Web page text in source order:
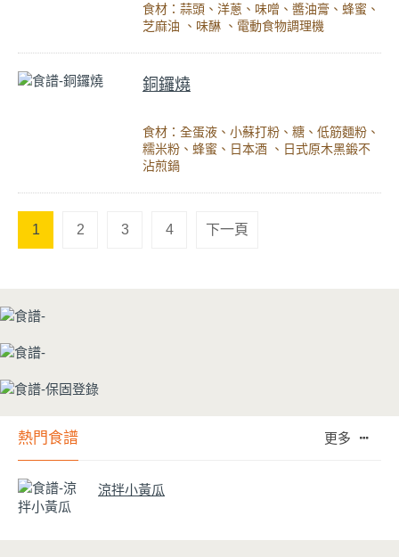
食材：蒜頭、洋蔥、味噌、醬油膏、蜂蜜、
芝麻油 、味醂 、電動食物調理機
銅鑼燒
食材：全蛋液、小蘇打粉、糖、低筋麵粉、
糯米粉、蜂蜜、日本酒 、日式原木黑鍛不
沾煎鍋
1 2 3 4 下一頁
熱門食譜 更多
涼拌小黃瓜